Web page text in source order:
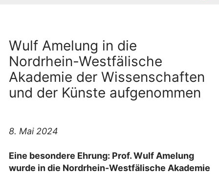
Wulf Amelung in die
Nordrhein-Westfälische
Akademie der Wissenschaften
und der Künste aufgenommen
8. Mai 2024
Eine besondere Ehrung: Prof. Wulf Amelung
wurde in die Nordrhein-Westfälische Akademie